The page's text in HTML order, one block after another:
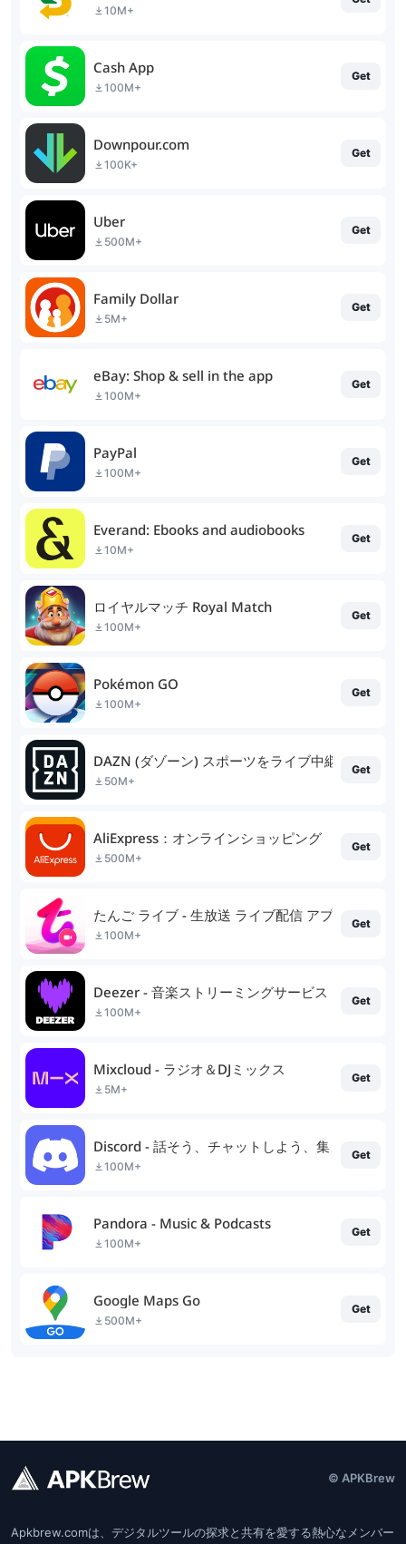
10M+
Cash App
100M+
Get
Downpour.com
100K+
Get
Uber
500M+
Get
Family Dollar
5M+
Get
eBay: Shop & sell in the app
100M+
Get
PayPal
100M+
Get
Everand: Ebooks and audiobooks
10M+
Get
ロイヤルマッチ Royal Match
100M+
Get
Pokémon GO
100M+
Get
DAZN (ダゾーン) スポーツをライブ中継
50M+
Get
AliExpress：オンラインショッピング
500M+
Get
たんご ライブ - 生放送 ライブ配信 アプリ
100M+
Get
Deezer - 音楽ストリーミングサービス
100M+
Get
Mixcloud - ラジオ＆DJミックス
5M+
Get
Discord - 話そう、チャットしよう、集まろう
100M+
Get
Pandora - Music & Podcasts
100M+
Get
Google Maps Go
500M+
Get
© APKBrew
Apkbrew.comは、デジタルツールの探求と共有を愛する熱心なメンバー